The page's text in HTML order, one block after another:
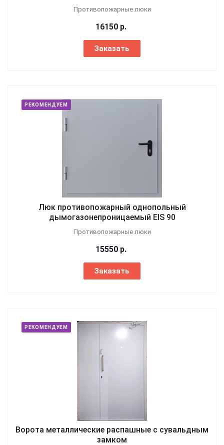
Противопожарные люки
16150 р.
Заказать
РЕКОМЕНДУЕМ
Люк противопожарный однопольный
дымогазонепроницаемый EIS 90
Противопожарные люки
15550 р.
Заказать
РЕКОМЕНДУЕМ
Ворота металлические распашные с сувальдным
замком